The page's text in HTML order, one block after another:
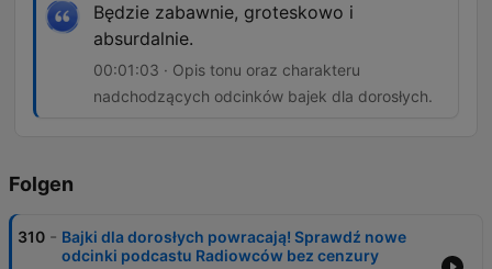
Będzie zabawnie, groteskowo i
absurdalnie.
00:01:03 · Opis tonu oraz charakteru
nadchodzących odcinków bajek dla dorosłych.
Folgen
310 - Bajki dla dorosłych powracają! Sprawdź nowe
odcinki podcastu Radiowców bez cenzury